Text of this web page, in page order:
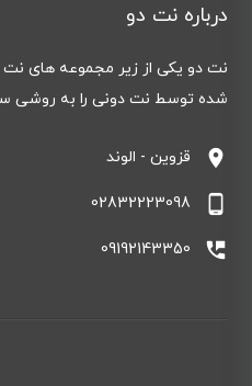
درباره نت دو
نت دو یکی از زیر مجموعه های
شده توسط نت دونی را به روشی
location_on قزوین - الوند
phone_android
02832223098
perm_phone_msg
09192143350